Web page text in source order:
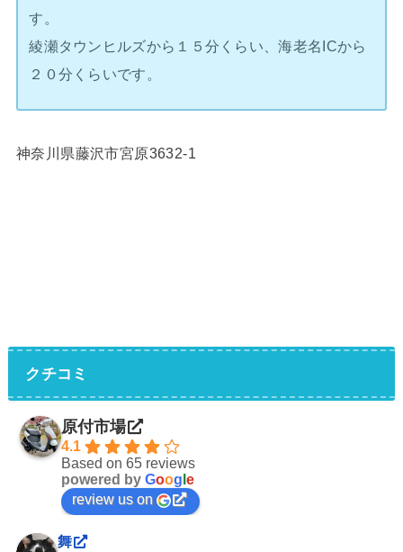
す。
綾瀬タウンヒルズから１５分くらい、海老名ICから
２０分くらいです。
神奈川県藤沢市宮原3632-1
クチコミ
原付市場
4.1
Based on 65 reviews
powered by Goog e
review us on
舞